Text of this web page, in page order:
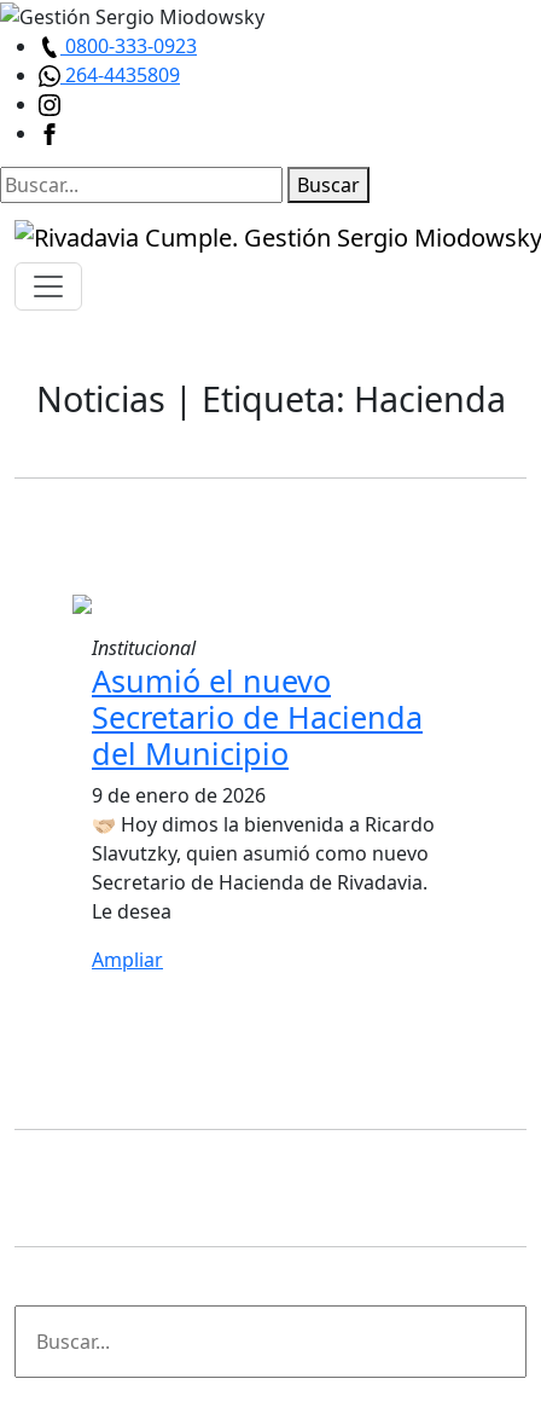
0800-333-0923
264-4435809
Buscar
Noticias | Etiqueta: Hacienda
Institucional
Asumió el nuevo
Secretario de Hacienda
del Municipio
9 de enero de 2026
🫱🏻‍🫲🏼 Hoy dimos la bienvenida a Ricardo
Slavutzky, quien asumió como nuevo
Secretario de Hacienda de Rivadavia.
Le desea
Ampliar